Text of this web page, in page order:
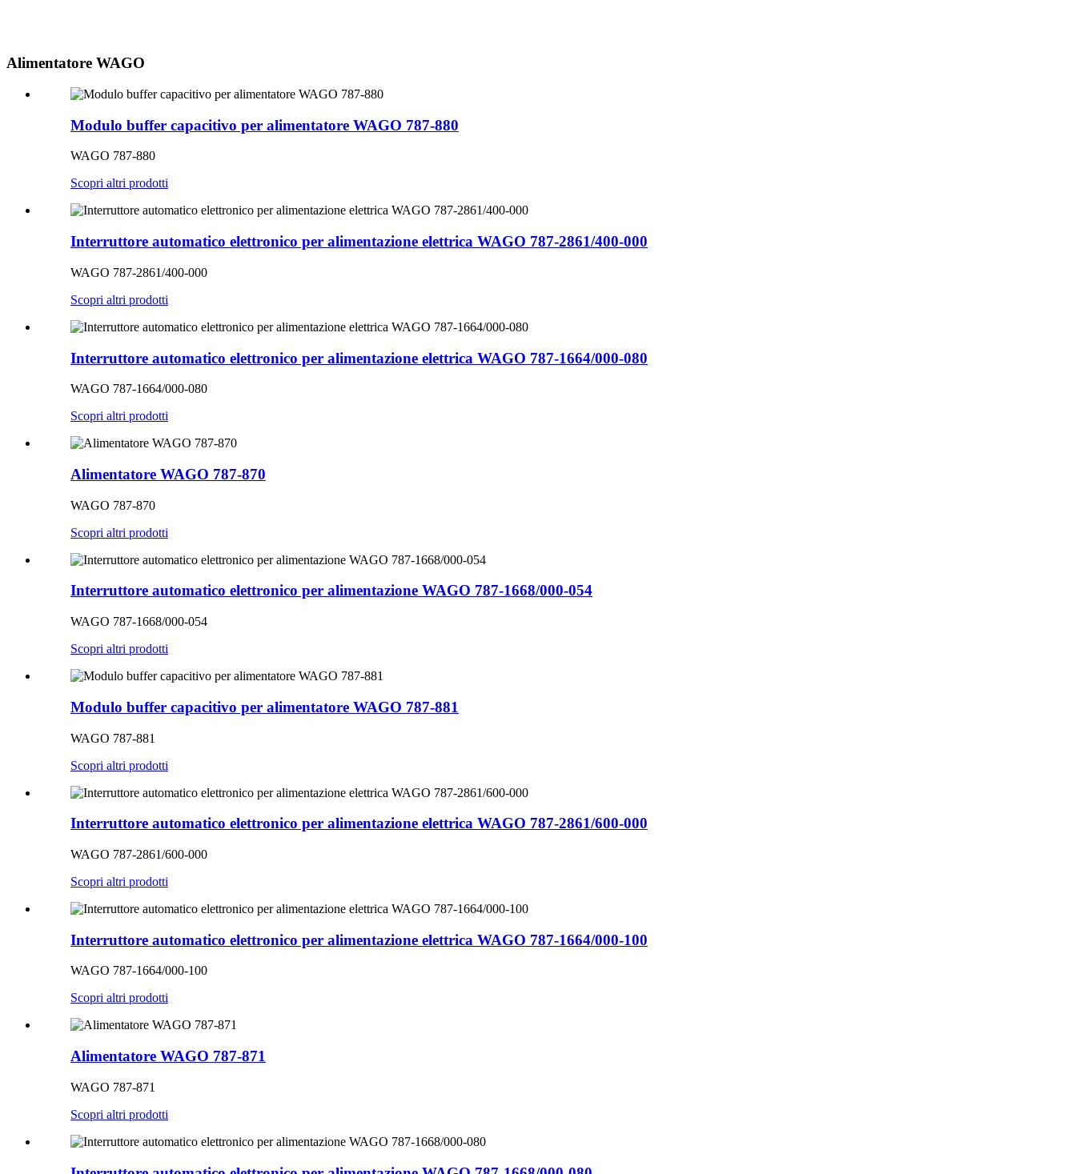
Alimentatore WAGO
Modulo buffer capacitivo per alimentatore WAGO 787-880
WAGO 787-880
Scopri altri prodotti
Interruttore automatico elettronico per alimentazione elettrica WAGO 787-2861/400-000
WAGO 787-2861/400-000
Scopri altri prodotti
Interruttore automatico elettronico per alimentazione elettrica WAGO 787-1664/000-080
WAGO 787-1664/000-080
Scopri altri prodotti
Alimentatore WAGO 787-870
WAGO 787-870
Scopri altri prodotti
Interruttore automatico elettronico per alimentazione WAGO 787-1668/000-054
WAGO 787-1668/000-054
Scopri altri prodotti
Modulo buffer capacitivo per alimentatore WAGO 787-881
WAGO 787-881
Scopri altri prodotti
Interruttore automatico elettronico per alimentazione elettrica WAGO 787-2861/600-000
WAGO 787-2861/600-000
Scopri altri prodotti
Interruttore automatico elettronico per alimentazione elettrica WAGO 787-1664/000-100
WAGO 787-1664/000-100
Scopri altri prodotti
Alimentatore WAGO 787-871
WAGO 787-871
Scopri altri prodotti